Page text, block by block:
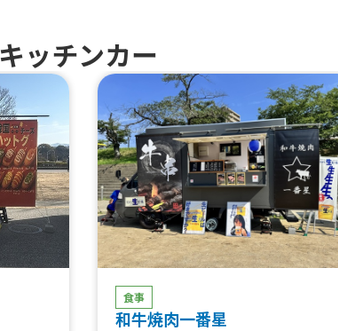
ッチンカー
食事
和牛焼肉一番星